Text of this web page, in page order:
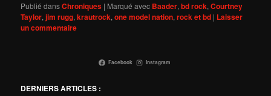
Publié dansChroniques | Marqué avec Baader,bd rock,Courtney
Taylor,jim rugg,krautrock,one model nation,rock et bd | Laisser
un commentaire
Facebook Instagram
DERNIERS ARTICLES :